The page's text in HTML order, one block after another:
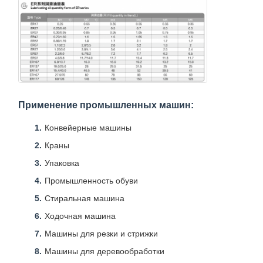
Применение промышленных машин:
Конвейерные машины
Краны
Упаковка
Промышленность обуви
Стиральная машина
Ходочная машина
Машины для резки и стрижки
Машины для деревообработки